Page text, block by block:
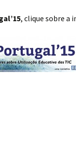
, clique sobre a